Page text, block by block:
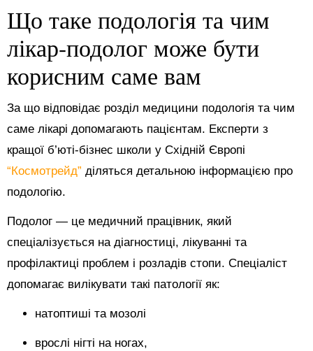
Що таке подологія та чим
лікар-подолог може бути
корисним саме вам
За що відповідає розділ медицини подологія та чим
саме лікарі допомагають пацієнтам. Експерти з
кращої б’юті-бізнес школи у Східній Європі
“Космотрейд” діляться детальною інформацією про
подологію.
Подолог — це медичний працівник, який
спеціалізується на діагностиці, лікуванні та
профілактиці проблем і розладів стопи. Спеціаліст
допомагає вилікувати такі патології як:
натоптиші та мозолі
врослі нігті на ногах,